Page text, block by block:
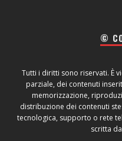
©
Tutti i diritti sono riservati. È
parziale, dei contenuti
memorizzazione,
distribuzione dei contenuti
tecnologica, supporto o rete
scritta